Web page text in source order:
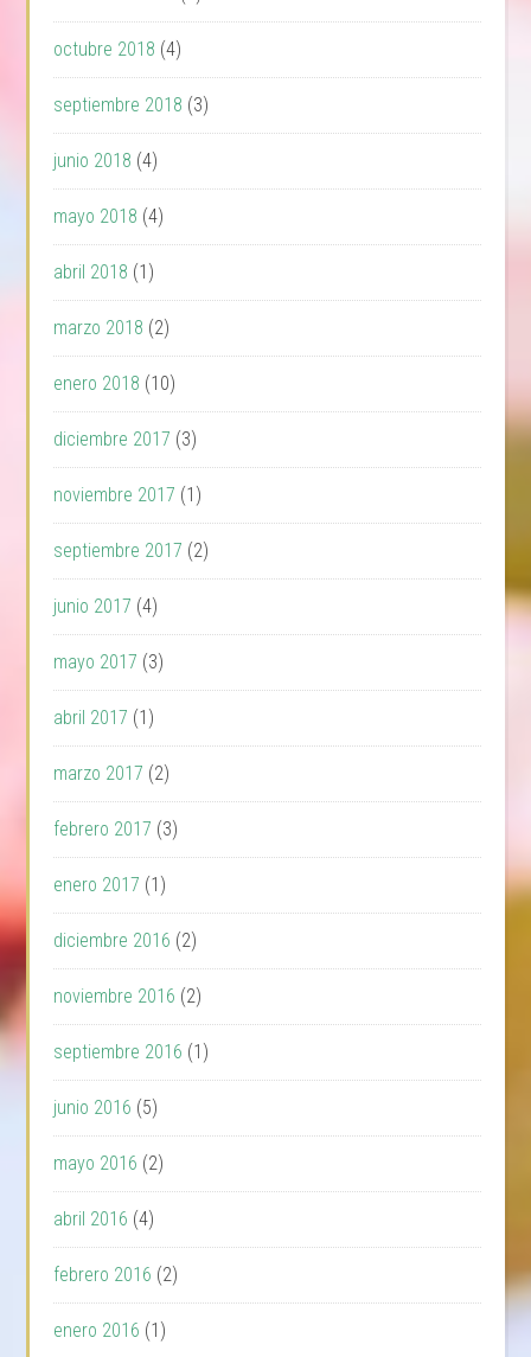
octubre 2018 (4)
septiembre 2018 (3)
junio 2018 (4)
mayo 2018 (4)
abril 2018 (1)
marzo 2018 (2)
enero 2018 (10)
diciembre 2017 (3)
noviembre 2017 (1)
septiembre 2017 (2)
junio 2017 (4)
mayo 2017 (3)
abril 2017 (1)
marzo 2017 (2)
febrero 2017 (3)
enero 2017 (1)
diciembre 2016 (2)
noviembre 2016 (2)
septiembre 2016 (1)
junio 2016 (5)
mayo 2016 (2)
abril 2016 (4)
febrero 2016 (2)
enero 2016 (1)